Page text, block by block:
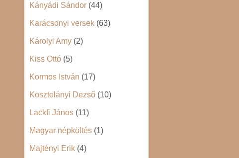
Kányádi Sándor (44)
Karácsonyi versek (63)
Károlyi Amy (2)
Kiss Ottó (5)
Kormos István (17)
Kosztolányi Dezső (10)
Lackfi János (11)
Magyar népköltés (1)
Majtényi Erik (4)